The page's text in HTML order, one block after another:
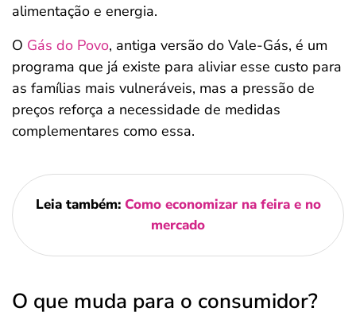
alimentação e energia.
O Gás do Povo, antiga versão do Vale-Gás, é um
programa que já existe para aliviar esse custo para
as famílias mais vulneráveis, mas a pressão de
preços reforça a necessidade de medidas
complementares como essa.
Leia também: Como economizar na feira e no
mercado
O que muda para o consumidor?